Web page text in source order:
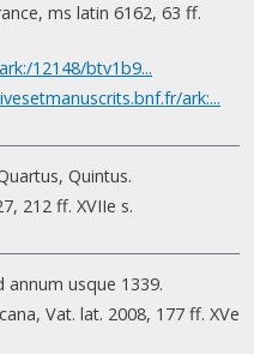
ms latin 6162, 63 ff.
12148/btv1b9...
ark:...
Quintus.
212 ff. XVIIe s.
annum usque 1339.
Vat. lat. 2008, 177 ff. XVe